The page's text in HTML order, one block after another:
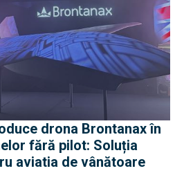
drona Brontanax în
fără pilot: Soluția
aviatia de vânătoare